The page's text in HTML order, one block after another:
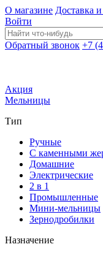
О магазине Доставка
Войти
Обратный звонок +7
Акция
Мельницы
Тип
Ручные
С каменными
Домашние
Электрические
2 в 1
Промышленные
Мини-мельницы
Зернодробилки
Назначение